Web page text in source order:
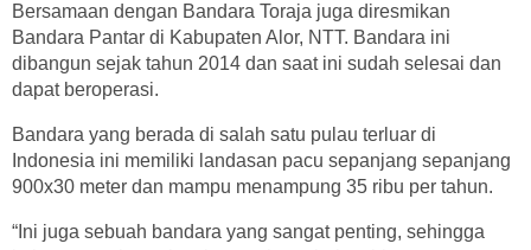
Bersamaan dengan Bandara Toraja juga diresmikan
Bandara Pantar di Kabupaten Alor, NTT. Bandara ini
dibangun sejak tahun 2014 dan saat ini sudah selesai dan
dapat beroperasi.
Bandara yang berada di salah satu pulau terluar di
Indonesia ini memiliki landasan pacu sepanjang sepanjang
900x30 meter dan mampu menampung 35 ribu per tahun.
“Ini juga sebuah bandara yang sangat penting, sehingga